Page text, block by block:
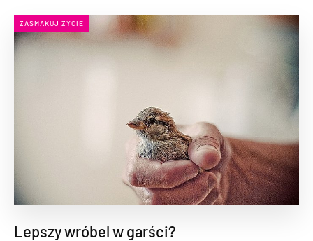
ZASMAKUJ ŻYCIE
Lepszy wróbel w garści?